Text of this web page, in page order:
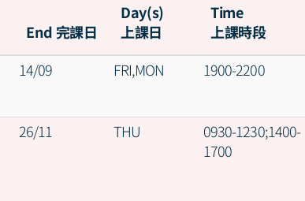
End 完課日
Day(s)
上課日
Time
上課時段
14/09 FRI,MON 1900-2200
26/11 THU
0930-1230;1400-
1700